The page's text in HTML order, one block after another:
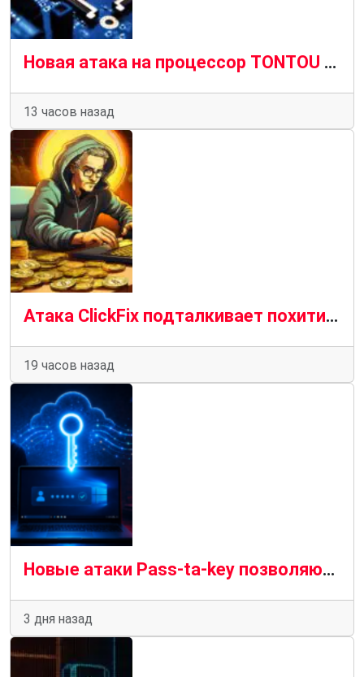
Новая атака на процессор TONTOU обходит исправления Spectre v2 и приводит к утечке хэшей паролей Linux
13 часов назад
Атака ClickFix подталкивает похитителя информации macOS к атакам по краже криптовалюты
19 часов назад
Новые атаки Pass-ta-key позволяют вредоносному ПО перехватывать синхронизированные с Google пароли
3 дня назад